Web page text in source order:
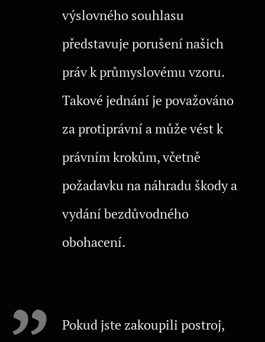
výslovného souhlasu
představuje porušení našich
práv k průmyslovému vzoru.
Takové jednání je považováno
za protiprávní a může vést k
právním krokům, včetně
požadavku na náhradu škody a
vydání bezdůvodného
obohacení.
Pokud jste zakoupili postroj,